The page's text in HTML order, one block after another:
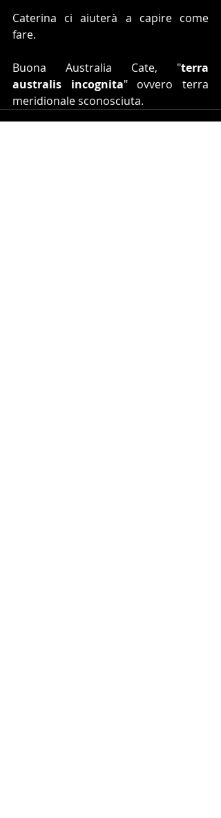
Caterina ci aiuterà a capire come
fare.
Buona Australia Cate, "terra
australis incognita" ovvero terra
meridionale sconosciuta.